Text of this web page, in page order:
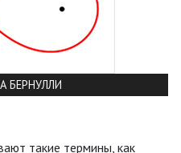
БЕРНУЛЛИ
такие термины, как